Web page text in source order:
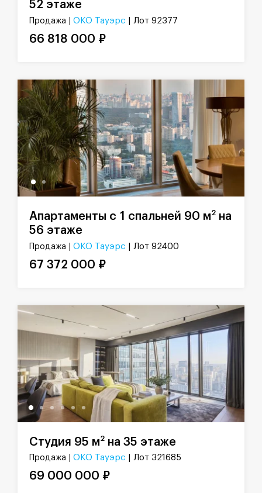
52 этаже
Продажа | ОКО Тауэрс | Лот 92377
66 818 000 ₽
Апартаменты с 1 спальней 90 м2 на
56 этаже
Продажа | ОКО Тауэрс | Лот 92400
67 372 000 ₽
Студия 95 м2 на 35 этаже
Продажа | ОКО Тауэрс | Лот 321685
69 000 000 ₽